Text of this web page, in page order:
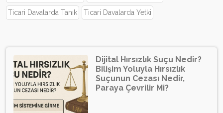
Ticari Davalarda Tanık Ticari Davalarda Yetki
Dijital Hırsızlık Suçu Nedir?
Bilişim Yoluyla Hırsızlık
Suçunun Cezası Nedir,
Paraya Çevrilir Mi?